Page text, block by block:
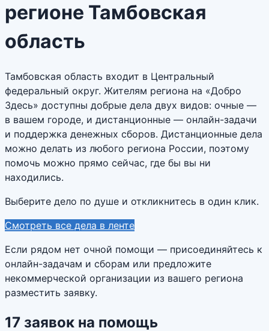
регионе Тамбовская
область
Тамбовская область входит в Центральный
федеральный округ. Жителям региона на «Добро
Здесь» доступны добрые дела двух видов: очные —
в вашем городе, и дистанционные — онлайн-задачи
и поддержка денежных сборов. Дистанционные дела
можно делать из любого региона России, поэтому
помочь можно прямо сейчас, где бы вы ни
находились.
Выберите дело по душе и откликнитесь в один клик.
Смотреть все дела в ленте
Если рядом нет очной помощи — присоединяйтесь к
онлайн-задачам и сборам или предложите
некоммерческой организации из вашего региона
разместить заявку.
17 заявок на помощь